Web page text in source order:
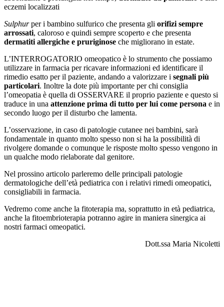
eczemi localizzati
Sulphurper i bambino sulfurico che presenta gli orifizi sempre
arrossati, caloroso e quindi sempre scoperto e che presenta
dermatiti allergiche e pruriginose che migliorano in estate.
L’INTERROGATORIO omeopatico è lo strumento che possiamo
utilizzare in farmacia per ricavare informazioni ed identificare il
rimedio esatto per il paziente, andando a valorizzare i segnali più
particolari. Inoltre la dote più importante per chi consiglia
l’omeopatia è quella di OSSERVARE il proprio paziente e questo si
traduce in una attenzione prima di tutto per lui come persona e in
secondo luogo per il disturbo che lamenta.
L’osservazione, in caso di patologie cutanee nei bambini, sarà
fondamentale in quanto molto spesso non si ha la possibilità di
rivolgere domande o comunque le risposte molto spesso vengono in
un qualche modo rielaborate dal genitore.
Nel prossino articolo parleremo delle principali patologie
dermatologiche dell’età pediatrica con i relativi rimedi omeopatici,
consigliabili in farmacia.
Vedremo come anche la fitoterapia ma, soprattutto in età pediatrica,
anche la fitoembrioterapia potranno agire in maniera sinergica ai
nostri farmaci omeopatici.
Dott.ssa Maria Nicoletti